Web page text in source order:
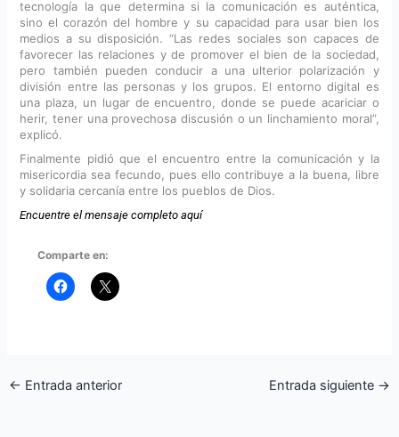
tecnología la que determina si la comunicación es auténtica,
sino el corazón del hombre y su capacidad para usar bien los
medios a su disposición. “Las redes sociales son capaces de
favorecer las relaciones y de promover el bien de la sociedad,
pero también pueden conducir a una ulterior polarización y
división entre las personas y los grupos. El entorno digital es
una plaza, un lugar de encuentro, donde se puede acariciar o
herir, tener una provechosa discusión o un linchamiento moral”,
explicó.
Finalmente pidió que el encuentro entre la comunicación y la
misericordia sea fecundo, pues ello contribuye a la buena, libre
y solidaria cercanía entre los pueblos de Dios.
Encuentre el mensaje completo aquí
Comparte en:
← Entrada anterior Entrada siguiente →